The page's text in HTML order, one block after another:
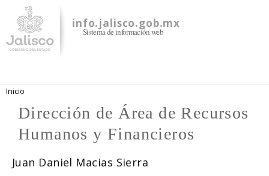
contenido
principal
info.jalisco.gob.mx
Sistema de información web
Se encuentra usted aquí
Inicio
Dirección de Área de Recursos
Humanos y Financieros
Juan Daniel Macias Sierra